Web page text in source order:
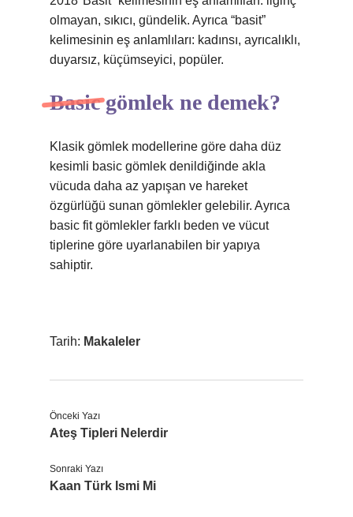
olmayan, sıkıcı, gündelik. Ayrıca “basit”
kelimesinin eş anlamlıları: kadınsı, ayrıcalıklı,
duyarsız, küçümseyici, popüler.
Basic gömlek ne demek?
Klasik gömlek modellerine göre daha düz
kesimli basic gömlek denildiğinde akla
vücuda daha az yapışan ve hareket
özgürlüğü sunan gömlekler gelebilir. Ayrıca
basic fit gömlekler farklı beden ve vücut
tiplerine göre uyarlanabilen bir yapıya
sahiptir.
Tarih: Makaleler
Önceki Yazı
Ateş Tipleri Nelerdir
Sonraki Yazı
Kaan Türk Ismi Mi